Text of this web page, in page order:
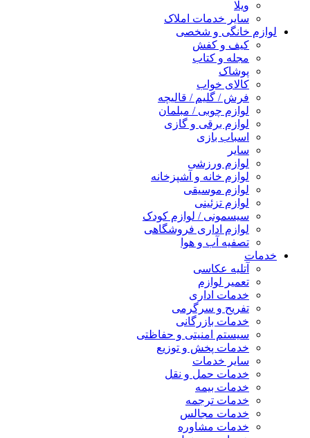
ویلا
سایر خدمات املاک
لوازم خانگی و شخصی
کیف و کفش
مجله و کتاب
پوشاک
کالای خواب
فرش / گلیم / قالیچه
لوازم چوبی / مبلمان
لوازم برقی و گازی
اسباب بازی
سایر
لوازم ورزشی
لوازم خانه و آشپزخانه
لوازم موسیقی
لوازم تزئینی
سیسمونی / لوازم کودک
لوازم اداری فروشگاهی
تصفیه آب و هوا
خدمات
آتلیه عکاسی
تعمیر لوازم
خدمات اداری
تفریح و سرگرمی
خدمات بازرگانی
سیستم امنیتی و حفاظتی
خدمات پخش و توزیع
سایر خدمات
خدمات حمل و نقل
خدمات بیمه
خدمات ترجمه
خدمات مجالس
خدمات مشاوره